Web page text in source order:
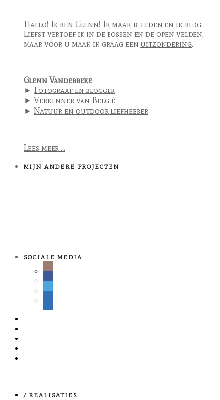
Hallo! Ik ben Glenn! Ik maak beelden en ik blog.
Liefst vertoef ik in de bossen en de open velden,
maar voor u maak ik graag een uitzondering.
Glenn Vanderbeke
► Fotograaf en blogger
► Verkenner van België
► Natuur en outdoor liefhebber
Lees meer ...
MIJN ANDERE PROJECTEN
SOCIALE MEDIA
/ REALISATIES